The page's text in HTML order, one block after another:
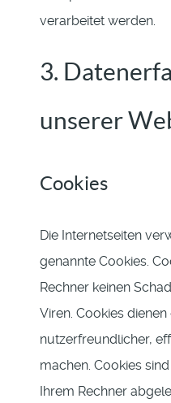
verarbeitet werden.
3.
unserer
Cookies
Die Internetseiten
genannte Cookies.
Rechner keinen
Viren. Cookies
nutzerfreundlicher,
machen. Cookies
Ihrem Rechner